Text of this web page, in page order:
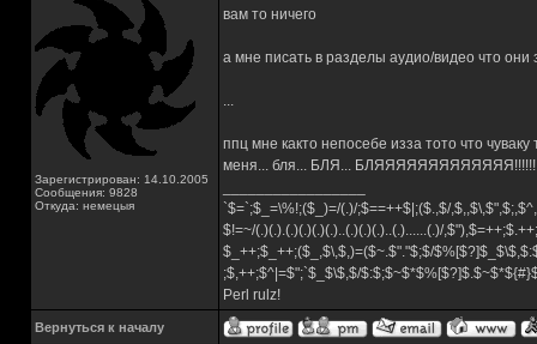
Зарегистрирован: 14.10.2005
Сообщения: 9828
Откуда: немецыя
вам то ничего
а мне писать в разделы аудио/видео что они
...
ппц мне както непосебе изза тото что
меня... бля... БЛЯ...
`$=`;$_=\%!;($_)=/(.)/;$==++$|;($.,$/
$!=~/(.)(.).(.)(.)(.)(.)..(.)(.)(.)..(.)......(.)/
$_++;$_++;($_,$\,$,)=($~.$"."$;$/
;$,++;$^|=$";`$_$\$,$/
Perl rulz!
Вернуться к началу